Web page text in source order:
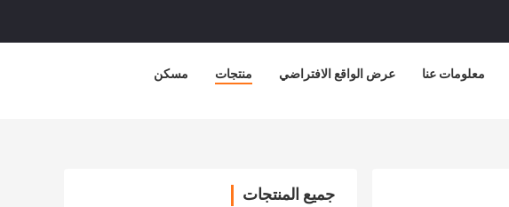
مسكن منتجات عرض الواقع الافتراضي معلومات عنا
جميع المنتجات